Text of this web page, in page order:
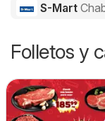
S-Mart
Folletos y